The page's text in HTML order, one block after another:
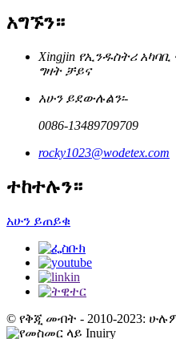
አግኙን።
Xingjin የኢንዱስትሪ
ግዛት ቻይና
አሁን ይደውሉልን፡-
0086-13489709709
rocky1023@wodetex.com
ተከተሉን።
አሁን ይጠይቁ
© የቅጂ መብት - 2010-2023: